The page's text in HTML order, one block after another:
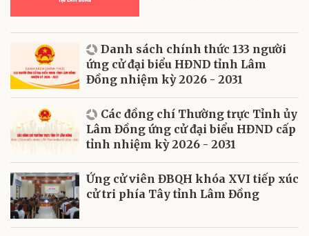
Danh sách chính thức 133 người
ứng cử đại biểu HĐND tỉnh Lâm
Đồng nhiệm kỳ 2026 - 2031
Các đồng chí Thường trực Tỉnh ủy
Lâm Đồng ứng cử đại biểu HĐND cấp
tỉnh nhiệm kỳ 2026 - 2031
Ứng cử viên ĐBQH khóa XVI tiếp xúc
cử tri phía Tây tỉnh Lâm Đồng